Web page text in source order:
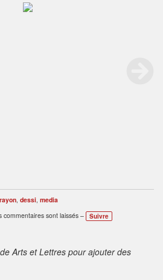
, dessi, media
commentaires sont laissés –
Suivre
Arts et Lettres pour ajouter des